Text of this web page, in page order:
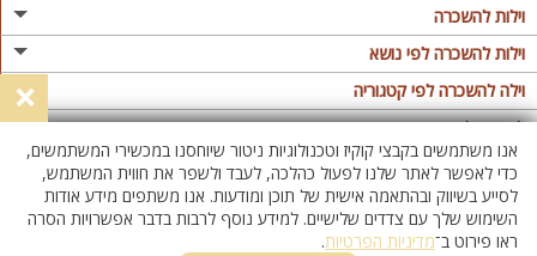
מגזין
פרסום באתר
תקנון
מדיניות פרטיות
וילות להשכרה
וילות בצפון
וילות במרכז
וילות בדרום
וילות באילת
וילות בשרון
וילות באזור החרמון
וילות להשכרה לפי נושא
וילה לזוגות
וילות למשפחות
וילות לציבור הדתי
אירוח דרוזי
וילות למסיבות
וילה להשכרה לפי קטגוריה
וילות עם בריכה
וילה עם בריכה מחוממת
וילה עם בריכה מחוממת מקורה
וילות עם סאונה
לופטים להשכרה
לופט
לופטים בצפון
לופטים בדרום
×
אנו משתמשים בקבצי קוקיז וטכנולוגיות ניטור שיוחסנו במכשירי המשתמשים,
כדי לאפשר לאתר שלנו לפעול כהלכה, לעבד ולשפר את חווית המשתמש,
לסייע בשיווק ובהתאמה אישית של תוכן ומודעות. אנו משתפים מידע אודות
השימוש שלך עם צדדים שלישיים. למידע נוסף לרבות בדבר אפשרויות הסרה
ראו פירוט ב־מדיניות הפרטיות.